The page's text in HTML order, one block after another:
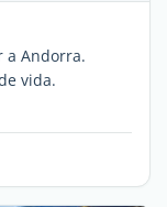
a Andorra.
vida.